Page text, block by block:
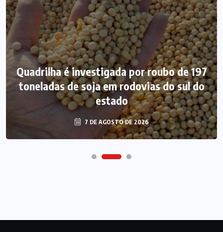
Quadrilha é investigada por roubo de 197
toneladas de soja em rodovias do sul do
estado
7 DE AGOSTO DE 2026